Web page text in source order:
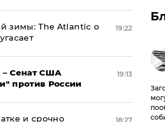
зимы: The Atlantic о
19:22
– Сенат США
против России
19:13
и срочно 18:27